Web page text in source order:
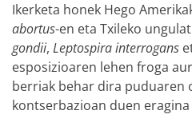
Ikerketa honek Hego
abortus-en eta Txileko
gondii, Leptospira interrogans
esposizioaren lehen froga
berriak behar dira puduaren
kontserbazioan duen